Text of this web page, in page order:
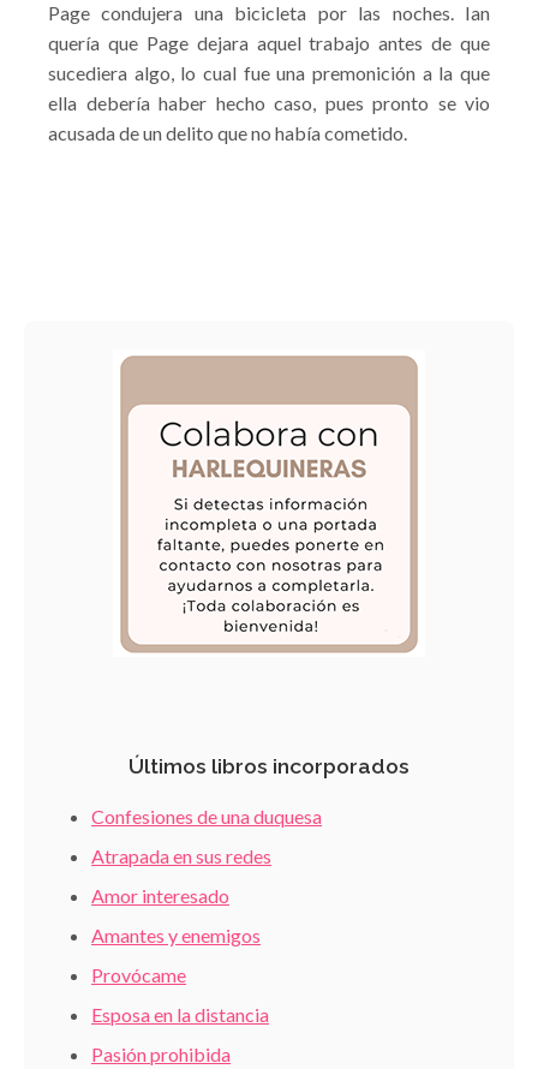
Page condujera una bicicleta por las noches. Ian
quería que Page dejara aquel trabajo antes de que
sucediera algo, lo cual fue una premonición a la que
ella debería haber hecho caso, pues pronto se vio
acusada de un delito que no había cometido.
Últimos libros incorporados
Confesiones de una duquesa
Atrapada en sus redes
Amor interesado
Amantes y enemigos
Provócame
Esposa en la distancia
Pasión prohibida